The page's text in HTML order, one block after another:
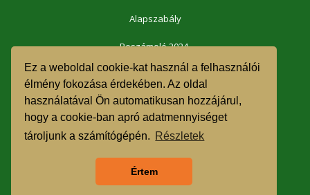
Ez a weboldal cookie-kat használ a felhasználói
élmény fokozása érdekében. Az oldal
használatával Ön automatikusan hozzájárul,
hogy a cookie-ban apró adatmennyiséget
tároljunk a számítógépén. Részletek
Értem
Alapszabály
Beszámoló 2024.
Beszámoló 2023.
Beszámoló 2022.
Beszámoló 2021.
1% felajánlás 2023.